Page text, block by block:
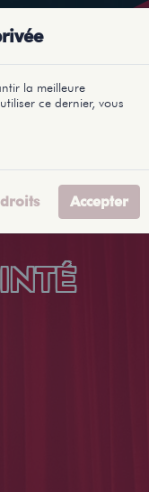
la meilleure
ce dernier, vous
Accepter